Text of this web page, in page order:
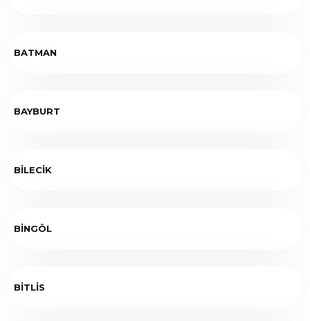
BATMAN
BAYBURT
BİLECİK
BİNGÖL
BİTLİS